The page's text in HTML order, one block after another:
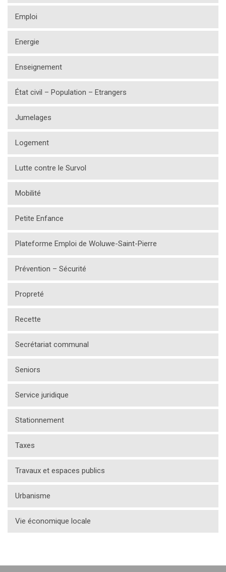
Emploi
Energie
Enseignement
État civil – Population – Etrangers
Jumelages
Logement
Lutte contre le Survol
Mobilité
Petite Enfance
Plateforme Emploi de Woluwe-Saint-Pierre
Prévention – Sécurité
Propreté
Recette
Secrétariat communal
Seniors
Service juridique
Stationnement
Taxes
Travaux et espaces publics
Urbanisme
Vie économique locale